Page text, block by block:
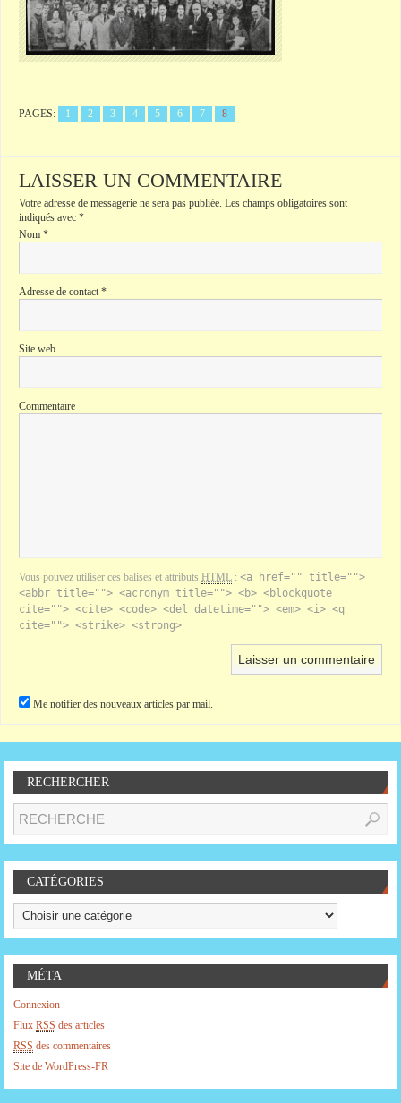
PAGES: 1 2 3 4 5 6 7 8
LAISSER UN COMMENTAIRE
Votre adresse de messagerie ne sera pas publiée. Les champs obligatoires sont
indiqués avec *
Nom *
Adresse de contact *
Site web
Commentaire
Vous pouvez utiliser ces balises et attributs HTML : <a href="" title="">
<abbr title=""> <acronym title=""> <b> <blockquote
cite=""> <cite> <code> <del datetime=""> <em> <i> <q
cite=""> <strike> <strong>
Me notifier des nouveaux articles par mail.
RECHERCHER
CATÉGORIES
MÉTA
Connexion
FluxRSS des articles
RSS des commentaires
Site de WordPress-FR